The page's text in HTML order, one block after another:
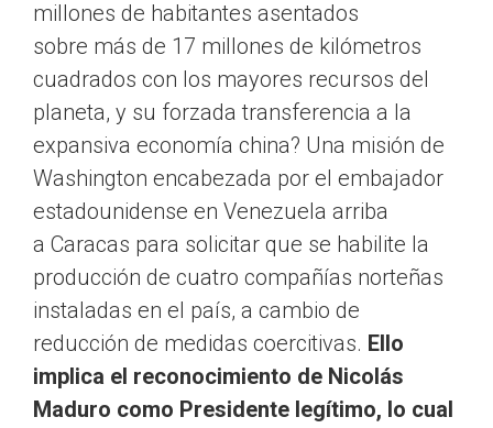
millones de habitantes asentados
sobre más de 17 millones de kilómetros
cuadrados con los mayores recursos del
planeta, y su forzada transferencia a la
expansiva economía china? Una misión de
Washington encabezada por el embajador
estadounidense en Venezuela arriba
a Caracas para solicitar que se habilite la
producción de cuatro compañías norteñas
instaladas en el país, a cambio de
reducción de medidas coercitivas. Ello
implica el reconocimiento de Nicolás
Maduro como Presidente legítimo, lo cual